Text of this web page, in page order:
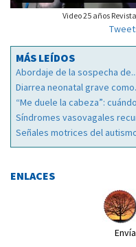
Video 25 años
MÁS LEÍDOS
Abordaje de la sospecha de...
Diarrea neonatal grave
“Me duele la cabeza”:
Síndromes vasovagales
Señales motrices del
ENLACES